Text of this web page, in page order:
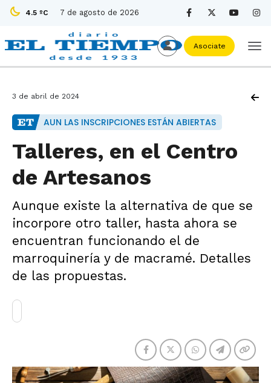
4.5 ºC 7 de agosto de 2026
Asociate
3 de abril de 2024
AUN LAS INSCRIPCIONES ESTÁN ABIERTAS
Talleres, en el Centro
de Artesanos
Aunque existe la alternativa de que se
incorpore otro taller, hasta ahora se
encuentran funcionando el de
marroquinería y de macramé. Detalles
de las propuestas.